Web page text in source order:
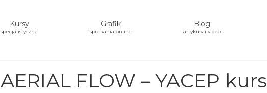
Kursy
specjalistyczne
Grafik
spotkania online
Blog
artykuły i video
AERIAL FLOW – YACEP kurs